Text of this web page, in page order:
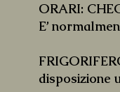
ORARI:
E’
disposizione